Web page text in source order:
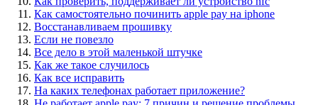
Как самостоятельно починить apple pay на iphone
Восстанавливаем прошивку
Если не повезло
Все дело в этой маленькой штучке
Как же такое случилось
Как все исправить
На каких телефонах работает приложение?